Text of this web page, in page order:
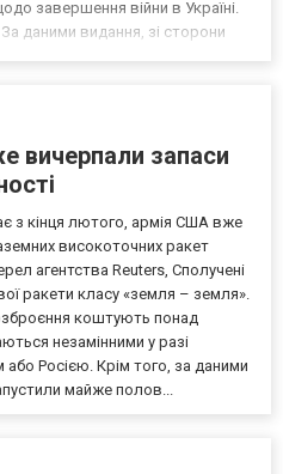
завершення війни в Україні.
даними видання, зі сторони
вичерпали запаси
з кінця лютого, армія США вже
високоточних ракет
агентства Reuters, Сполучені
ракети класу «земля – земля».
коштують понад
незамінними у разі
Росією. Крім того, за даними
майже полов...